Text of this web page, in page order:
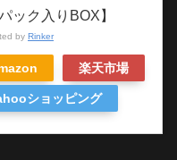
ック入りBOX】
by Rinker
楽天市場
ショッピング